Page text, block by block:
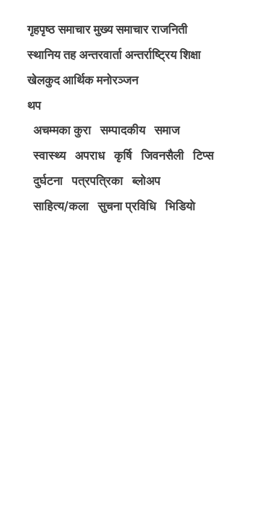
गृहपृष्ठ समाचार मुख्य समाचार राजनिती
स्थानिय तह अन्तरवार्ता अन्तर्राष्ट्रिय शिक्षा
खेलकुद आर्थिक मनोरञ्जन
थप
अचम्मका कुरा
सम्पादकीय
समाज
स्वास्थ्य
अपराध कृर्षि जिवनसैली
टिप्स
दुर्घटना
पत्रपत्रिका
ब्लोअप
साहित्य/कला
सुचना प्रविधि भिडियाे